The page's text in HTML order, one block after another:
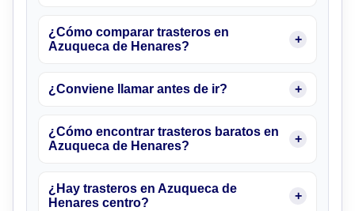
¿Cómo comparar trasteros en
Azuqueca de Henares?
¿Conviene llamar antes de ir?
¿Cómo encontrar trasteros baratos en
Azuqueca de Henares?
¿Hay trasteros en Azuqueca de
Henares centro?